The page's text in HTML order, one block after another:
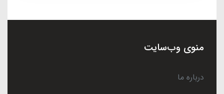
منوی وب‌سایت
درباره ما